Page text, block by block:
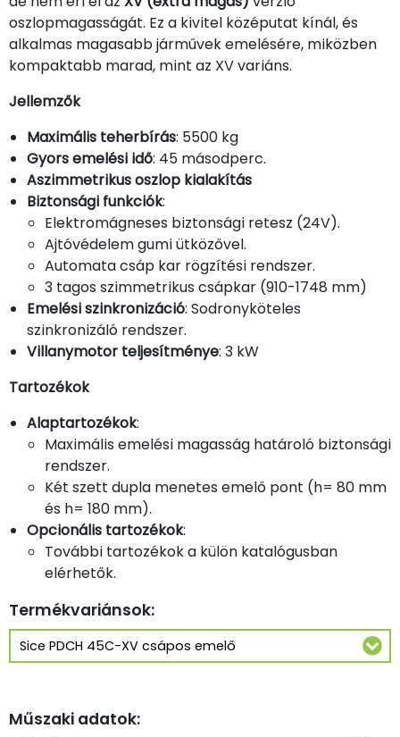
oszlopmagasságát. Ez a kivitel középutat kínál, és
alkalmas magasabb járművek emelésére, miközben
kompaktabb marad, mint az XV variáns.
Jellemzők
Maximális teherbírás: 5500 kg
Gyors emelési idő: 45 másodperc.
Aszimmetrikus oszlop kialakítás
Biztonsági funkciók:
Elektromágneses biztonsági retesz (24V).
Ajtóvédelem gumi ütközővel.
Automata csáp kar rögzítési rendszer.
3 tagos szimmetrikus csápkar (910-1748 mm)
Emelési szinkronizáció: Sodronyköteles
szinkronizáló rendszer.
Villanymotor teljesítménye: 3 kW
Tartozékok
Alaptartozékok:
Maximális emelési magasság határoló biztonsági
rendszer.
Két szett dupla menetes emelő pont (h= 80 mm
és h= 180 mm).
Opcionális tartozékok:
További tartozékok a külön katalógusban
elérhetők.
Termékvariánsok:
Műszaki adatok: